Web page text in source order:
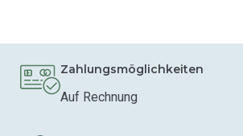
Zahlungsmöglichkeiten
Auf Rechnung